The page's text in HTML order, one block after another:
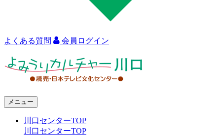
よくある質問 会員ログイン
メニュー
川口センターTOP
川口センターTOP